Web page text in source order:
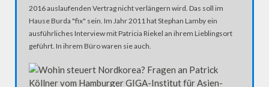
2016 auslaufenden Vertrag nicht verlängern wird. Das soll im
Hause Burda "fix" sein. Im Jahr 2011 hat Stephan Lamby ein
ausführliches Interview mit Patricia Riekel an ihrem Lieblingsort
geführt. In ihrem Büro waren sie auch.